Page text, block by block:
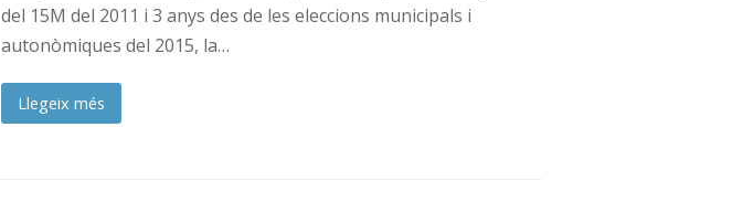
del 15M del 2011 i 3 anys des de les eleccions municipals i
autonòmiques del 2015, la…
Llegeix més